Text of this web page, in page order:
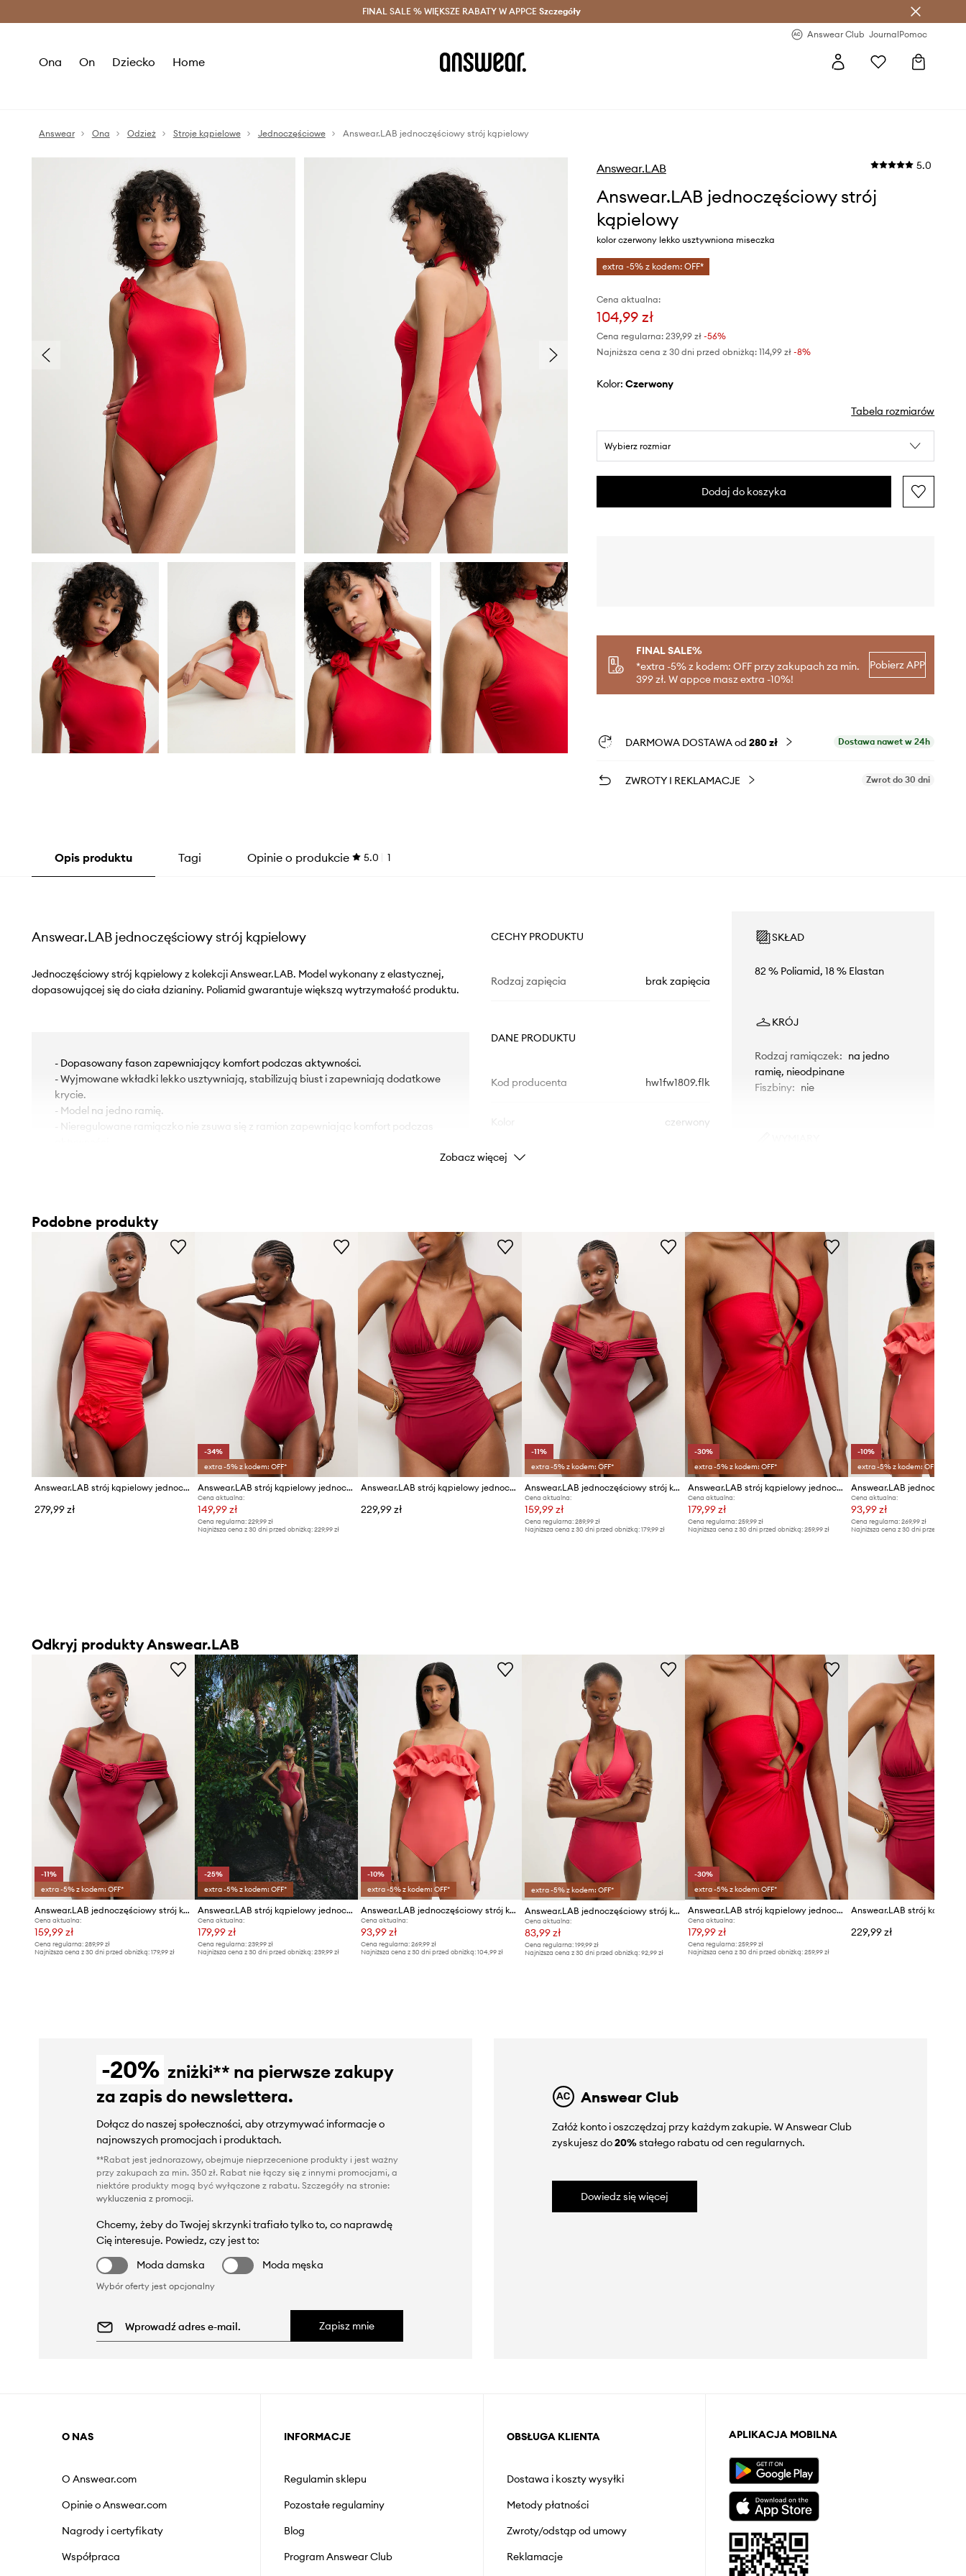
Oszczędzaj z Answear Club > Dostawa nawet w 24h >
FINAL SALE % WIĘKSZE RABATY W APPCE Szczegóły
Answear Club JournalPomoc
Ona On Dziecko Home
Answear Ona Odzież Stroje kąpielowe Jednoczęściowe Answear.LAB jednoczęściowy strój kąpielowy
Answear.LAB 5.0
Answear.LAB jednoczęściowy strój
kąpielowy
kolor czerwony lekko usztywniona miseczka
extra -5% z kodem: OFF*
Cena aktualna:
104,99 zł
Cena regularna: 239,99 zł-56%
Najniższa cena z 30 dni przed obniżką: 114,99 zł -8%
Kolor: czerwony
Tabela rozmiarów
Wybierz rozmiar
Dodaj do koszyka
FINAL SALE%
*extra -5% z kodem: OFF przy zakupach za min.
399 zł. W appce masz extra -10%!
Pobierz APP
DARMOWA DOSTAWA od 280 zł Dostawa nawet w 24h
ZWROTY I REKLAMACJE Zwrot do 30 dni
Opis produktu Tagi Opinie o produkcie 5.0 1
Answear.LAB jednoczęściowy strój kąpielowy
Jednoczęściowy strój kąpielowy z kolekcji Answear.LAB. Model wykonany z elastycznej,
dopasowującej się do ciała dzianiny. Poliamid gwarantuje większą wytrzymałość produktu.
- Dopasowany fason zapewniający komfort podczas aktywności.
- Wyjmowane wkładki lekko usztywniają, stabilizują biust i zapewniają dodatkowe
krycie.
- Model na jedno ramię.
- Nieregulowane ramiączko nie zsuwa się z ramion zapewniając komfort podczas
CECHY PRODUKTU
Rodzaj zapięcia brak zapięcia
DANE PRODUKTU
Kod producenta hw1fw1809.flk
czerwony
Marka
ID Produktu
SKŁAD
82 % Poliamid, 18 % Elastan
KRÓJ
Rodzaj ramiączek: na jedno
ramię, nieodpinane
Fiszbiny: nie
Zalecamy wybór rozmiaru, jaki nosisz
zazwyczaj.
Tabela rozmiarów
DANE TECHNICZNE
Usztywnienie miseczki
lekkie
usztywnienie
Zobacz więcej
Podobne produkty
Answear.LAB strój kąpielowy jednoczęściowy damski
279,99 zł
-34%
extra -5% z kodem: OFF*
Answear.LAB strój kąpielowy jednoczęściowy damski
Cena aktualna:
149,99 zł
Cena regularna:229,99 zł
Najniższa cena z 30 dni przed obniżką:229,99 zł
Answear.LAB strój kąpielowy jednoczęściowy damski
229,99 zł
-11%
extra -5% z kodem: OFF*
Answear.LAB jednoczęściowy strój kąpielowy
Cena aktualna:
159,99 zł
Cena regularna: 289,99 zł
Najniższa cena z 30 dni przed obniżką: 179,99 zł
-30%
extra -5% z kodem: OFF*
Answear.LAB strój kąpielowy jednoczęściowy damski
Cena aktualna:
179,99 zł
Cena regularna:259,99 zł
Najniższa cena z 30 dni przed obniżką:259,99 zł
-10%
extra -5% z kodem: OFF*
Cena aktualna:
93,99 zł
Cena regularna: 269,99 zł
Najniższa cena z 30 dni przed obniżką:
Odkryj produkty Answear.LAB
-11%
extra -5% z kodem: OFF*
Answear.LAB jednoczęściowy strój kąpielowy
Cena aktualna:
159,99 zł
Cena regularna: 289,99 zł
Najniższa cena z 30 dni przed obniżką: 179,99 zł
-25%
extra -5% z kodem: OFF*
Answear.LAB strój kąpielowy jednoczęściowy damski
Cena aktualna:
179,99 zł
Cena regularna:239,99 zł
Najniższa cena z 30 dni przed obniżką:239,99 zł
-10%
extra -5% z kodem: OFF*
Answear.LAB jednoczęściowy strój kąpielowy
Cena aktualna:
93,99 zł
Cena regularna: 269,99 zł
Najniższa cena z 30 dni przed obniżką: 104,99 zł
extra -5% z kodem: OFF*
Answear.LAB jednoczęściowy strój kąpielowy
Cena aktualna:
83,99 zł
Cena regularna: 199,99 zł
Najniższa cena z 30 dni przed obniżką: 92,99 zł
-30%
extra -5% z kodem: OFF*
Answear.LAB strój kąpielowy jednoczęściowy damski
Cena aktualna:
179,99 zł
Cena regularna:259,99 zł
Najniższa cena z 30 dni przed obniżką:259,99 zł
229,99 zł
-20% zniżki** na pierwsze zakupy
za zapis do newslettera.
Dołącz do naszej społeczności, aby otrzymywać informacje o
najnowszych promocjach i produktach.
**Rabat jest jednorazowy, obejmuje nieprzecenione produkty i jest ważny
przy zakupach za min. 350 zł. Rabat nie łączy się z innymi promocjami, a
niektóre produkty mogą być wyłączone z rabatu. Szczegóły na stronie:
wykluczenia z promocji.
Chcemy, żeby do Twojej skrzynki trafiało tylko to, co naprawdę
Cię interesuje. Powiedz, czy jest to:
Moda damska
Moda męska
Wybór oferty jest opcjonalny
Zapisz mnie
Answear Club
Załóż konto i oszczędzaj przy każdym zakupie. W Answear Club
zyskujesz do20%stałego rabatu od cen regularnych.
Dowiedz się więcej
O NAS
O Answear.com
Opinie o Answear.com
Nagrody i certyfikaty
Współpraca
INFORMACJE
Regulamin sklepu
Pozostałe regulaminy
Blog
Program Answear Club
OBSŁUGA KLIENTA
Dostawa i koszty wysyłki
Metody płatności
Zwroty/odstąp od umowy
Reklamacje
APLIKACJA MOBILNA